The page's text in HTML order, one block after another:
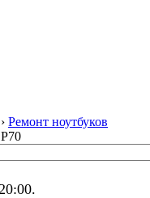
› Ремонт ноутбуков